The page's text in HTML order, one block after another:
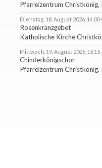
Pfarreizentrum Christkönig,
Dienstag, 18. August 2026,
Rosenkranzgebet
Katholische Kirche
Mittwoch, 19. August 2026,
Chinderkönigschor
Pfarreizentrum Christkönig,